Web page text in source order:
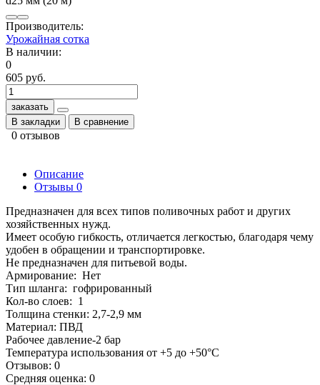
Производитель:
Урожайная сотка
В наличии:
0
605 руб.
заказать
В закладки
В сравнение
0 отзывов
Описание
Отзывы 0
Предназначен для всех типов поливочных работ и других
хозяйственных нужд.
Имеет особую гибкость, отличается легкостью, благодаря чему
удобен в обращении и транспортировке.
Не предназначен для питьевой воды.
Армирование: Нет
Тип шланга: гофрированный
Кол-во слоев: 1
Толщина стенки: 2,7-2,9 мм
Материал: ПВД
Рабочее давление-2 бар
Температура использования от +5 до +50°С
Отзывов: 0
Средняя оценка: 0